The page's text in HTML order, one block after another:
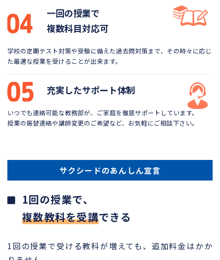
一回の授業で
複数科目対応可
学校の定期テスト対策や受験に備えた過去問対策まで、 その時々に応じ
た最適な授業を受けることが出来ます。
充実したサポート体制
いつでも連絡可能な教務部が、ご家庭を徹底サポートしています。
授業の振替連絡や講師変更のご希望など、お気軽にご相談下さい。
サクシードのあんしん宣言
1回の授業で、
複数教科を受講できる
1回の授業で受ける教科が増えても、追加料金はかか